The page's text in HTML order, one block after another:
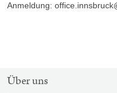
Anmeldung:
SITEMAP-
Über uns